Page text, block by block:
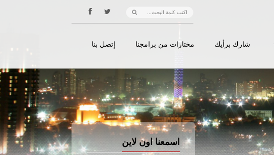
شارك برأيك مختارات من برامجنا إتصل بنا
اسمعنا اون لاين